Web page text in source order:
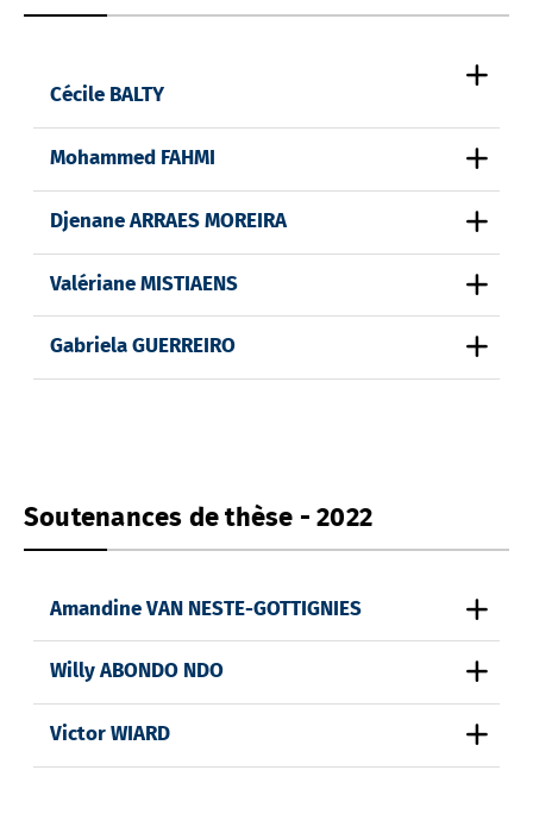
Cécile BALTY
Mohammed FAHMI
Djenane ARRAES MOREIRA
Valériane MISTIAENS
Gabriela GUERREIRO
Soutenances de thèse - 2022
Amandine VAN NESTE-GOTTIGNIES
Willy ABONDO NDO
Victor WIARD